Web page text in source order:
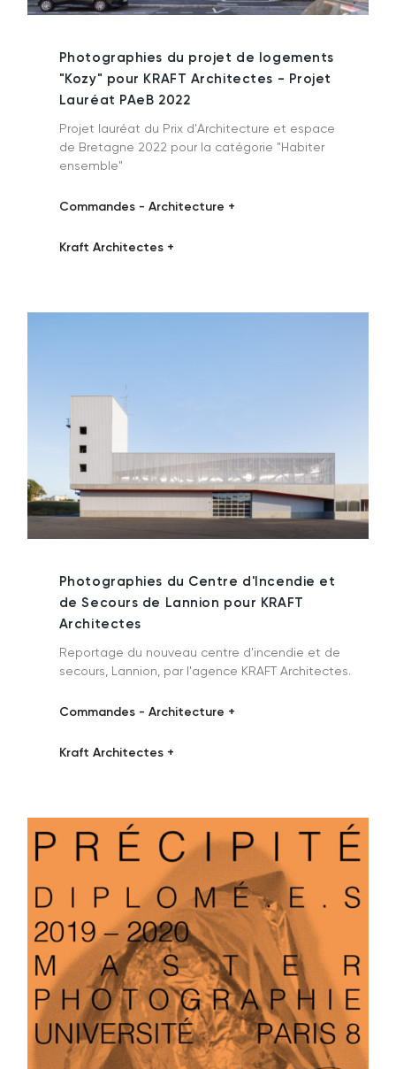
Photographies du projet de logements
"Kozy" pour KRAFT Architectes - Projet
Lauréat PAeB 2022
Projet lauréat du Prix d'Architecture et espace
de Bretagne 2022 pour la catégorie "Habiter
ensemble"
Commandes - Architecture +
Kraft Architectes +
Photographies du Centre d'Incendie et
de Secours de Lannion pour KRAFT
Architectes
Reportage du nouveau centre d'incendie et de
secours, Lannion, par l'agence KRAFT Architectes.
Commandes - Architecture +
Kraft Architectes +